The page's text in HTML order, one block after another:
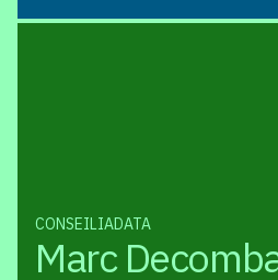
CONSEILIADATA
Marc